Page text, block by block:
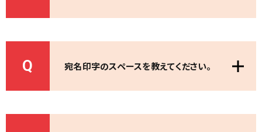
Q 宛名印字のスペースを教えてください。